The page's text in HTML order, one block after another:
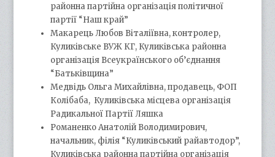
районна партійна організація політичної
партії “Наш край”
Макарець Любов Віталіївна, контролер,
Куликівське ВУЖ КГ, Куликівська районна
організація Всеукраїнського об’єднання
“Батьківщина”
Медвідь Ольга Михайлівна, продавець, ФОП
Колібаба, Куликівська місцева організація
Радикальної Партії Ляшка
Романенко Анатолій Володимирович,
начальник, філія “Куликівський райавтодор”,
Куликівська районна партійна організація